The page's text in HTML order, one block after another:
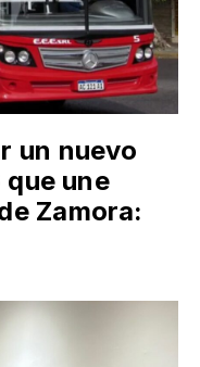
un nuevo
une
Zamora: